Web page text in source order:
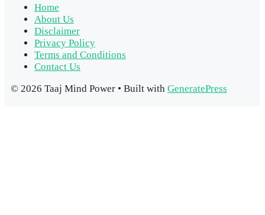
Home
About Us
Disclaimer
Privacy Policy
Terms and Conditions
Contact Us
© 2026 Taaj Mind Power • Built with GeneratePress